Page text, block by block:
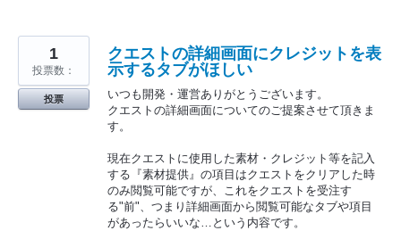
クエストの詳細画面にクレジットを表
示するタブがほしい
いつも開発・運営ありがとうございます。
クエストの詳細画面についてのご提案させて頂きま
す。
現在クエストに使用した素材・クレジット等を記入
する『素材提供』の項目はクエストをクリアした時
のみ閲覧可能ですが、これをクエストを受注す
る"前"、つまり詳細画面から閲覧可能なタブや項目
があったらいいな…という内容です。
1
投票数：
投票